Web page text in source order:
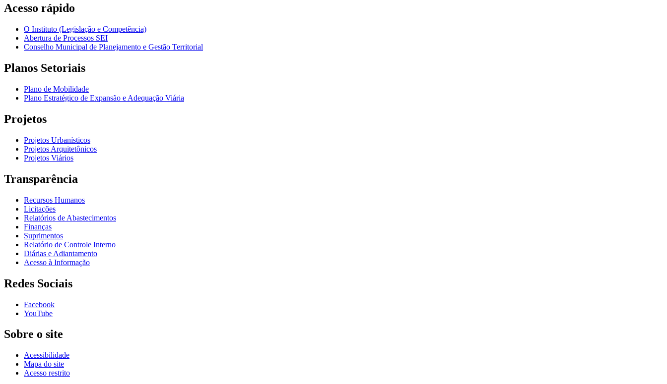
Acesso rápido
O Instituto (Legislação e Competência)
Abertura de Processos SEI
Conselho Municipal de Planejamento e Gestão Territorial
Planos Setoriais
Plano de Mobilidade
Plano Estratégico de Expansão e Adequação Viária
Projetos
Projetos Urbanísticos
Projetos Arquitetônicos
Projetos Viários
Transparência
Recursos Humanos
Licitações
Relatórios de Abastecimentos
Finanças
Suprimentos
Relatório de Controle Interno
Diárias e Adiantamento
Acesso à Informação
Redes Sociais
Facebook
YouTube
Sobre o site
Acessibilidade
Mapa do site
Acesso restrito